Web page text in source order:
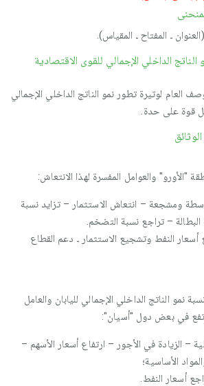
ـ المفتاح ـ المقياس).
الداخلي الإجمالي للقوى الاقتصادية
العام لوتيرة تطور نمو الناتج الداخلي الإجمالي
قوة على حدة.
"الأورو" والعوامل المفسرة لهذا الانتعاش:
ومشجعة – انتعاش الاستثمار – تزايد نسبة
– تراجع نسبة التضخم.
أسعار النفط وتشجيع الاستثمار ـ دعم القطاع
نمو الناتج الداخلي الإجمالي لليابان والعامل
في بعض دول "أسيان":
– الزيادة في الأجور – ارتفاع أسعار الأسهم –
الأساسية؛
أسعار النفط.